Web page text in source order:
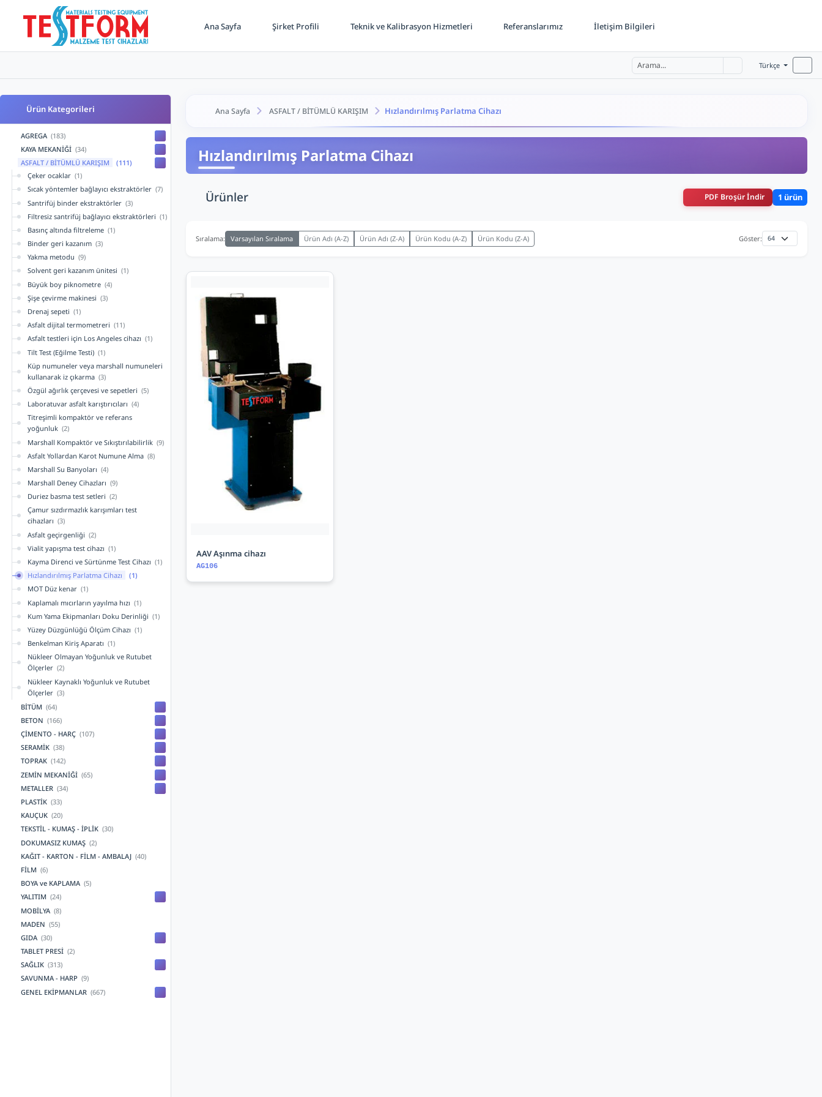
Ana Sayfa Şirket Profili Teknik ve Kalibrasyon Hizmetleri Referanslarımız İletişim Bilgileri
Türkçe
Ürün Kategorileri
AGREGA (183)
KAYA MEKANİĞİ (34)
ASFALT / BİTÜMLÜ KARIŞIM
(111)
Çeker ocaklar (1)
Sıcak yöntemler bağlayıcı ekstraktörler (7)
Santrifüj binder ekstraktörler (3)
Filtresiz santrifüj bağlayıcı ekstraktörleri (1)
Basınç altında filtreleme (1)
Binder geri kazanım (3)
Yakma metodu (9)
Solvent geri kazanım ünitesi (1)
Büyük boy piknometre (4)
Şişe çevirme makinesi (3)
Drenaj sepeti (1)
Asfalt dijital termometreri (11)
Asfalt testleri için Los Angeles cihazı (1)
Tilt Test (Eğilme Testi) (1)
Küp numuneler veya marshall numuneleri
kullanarak iz çıkarma (3)
Özgül ağırlık çerçevesi ve sepetleri (5)
Laboratuvar asfalt karıştırıcıları (4)
Titreşimli kompaktör ve referans
yoğunluk (2)
Marshall Kompaktör ve Sıkıştırılabilirlik (9)
Asfalt Yollardan Karot Numune Alma (8)
Marshall Su Banyoları (4)
Marshall Deney Cihazları (9)
Duriez basma test setleri (2)
Çamur sızdırmazlık karışımları test
cihazları (3)
Asfalt geçirgenliği (2)
Vialit yapışma test cihazı (1)
Kayma Direnci ve Sürtünme Test Cihazı (1)
Hızlandırılmış Parlatma Cihazı
(1)
MOT Düz kenar (1)
Kaplamalı mıcırların yayılma hızı (1)
Kum Yama Ekipmanları Doku Derinliği (1)
Yüzey Düzgünlüğü Ölçüm Cihazı (1)
Benkelman Kiriş Aparatı (1)
Nükleer Olmayan Yoğunluk ve Rutubet
Ölçerler (2)
Nükleer Kaynaklı Yoğunluk ve Rutubet
Ölçerler (3)
BİTÜM (64)
BETON (166)
ÇİMENTO - HARÇ (107)
SERAMİK (38)
TOPRAK (142)
ZEMİN MEKANİĞİ (65)
METALLER (34)
PLASTİK (33)
KAUÇUK (20)
TEKSTİL - KUMAŞ - İPLİK (30)
DOKUMASIZ KUMAŞ (2)
KAĞIT - KARTON - FİLM - AMBALAJ (40)
FİLM (6)
BOYA ve KAPLAMA (5)
YALITIM (24)
MOBİLYA (8)
MADEN (55)
GIDA (30)
TABLET PRESİ (2)
SAĞLIK (313)
SAVUNMA - HARP (9)
GENEL EKİPMANLAR (667)
Ana Sayfa ASFALT / BİTÜMLÜ KARIŞIM Hızlandırılmış Parlatma Cihazı
Hızlandırılmış Parlatma Cihazı
Ürünler PDF Broşür İndir 1 ürün
Sıralama: Varsayılan Sıralama Ürün Adı (A-Z) Ürün Adı (Z-A) Ürün Kodu (A-Z) Ürün Kodu (Z-A) Göster:
AAV Aşınma cihazı
AG106